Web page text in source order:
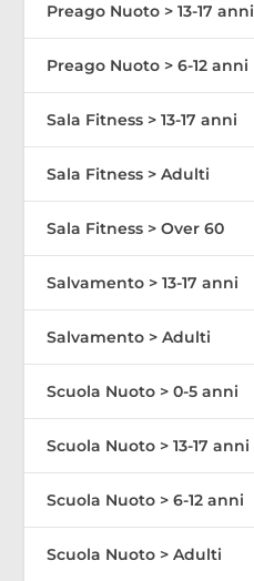
Preago Nuoto > 13-17 anni
Preago Nuoto > 6-12 anni
Sala Fitness > 13-17 anni
Sala Fitness > Adulti
Sala Fitness > Over 60
Salvamento > 13-17 anni
Salvamento > Adulti
Scuola Nuoto > 0-5 anni
Scuola Nuoto > 13-17 anni
Scuola Nuoto > 6-12 anni
Scuola Nuoto > Adulti